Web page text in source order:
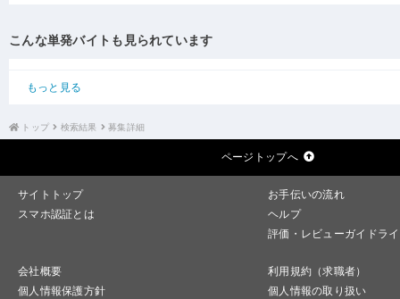
こんな単発バイトも見られています
もっと見る
トップ 検索結果 募集詳細
ページトップへ
サイトトップ
お手伝いの流れ
スマホ認証とは
ヘルプ
評価・レビューガイドラ
会社概要
利用規約（求職者）
個人情報保護方針
個人情報の取り扱い